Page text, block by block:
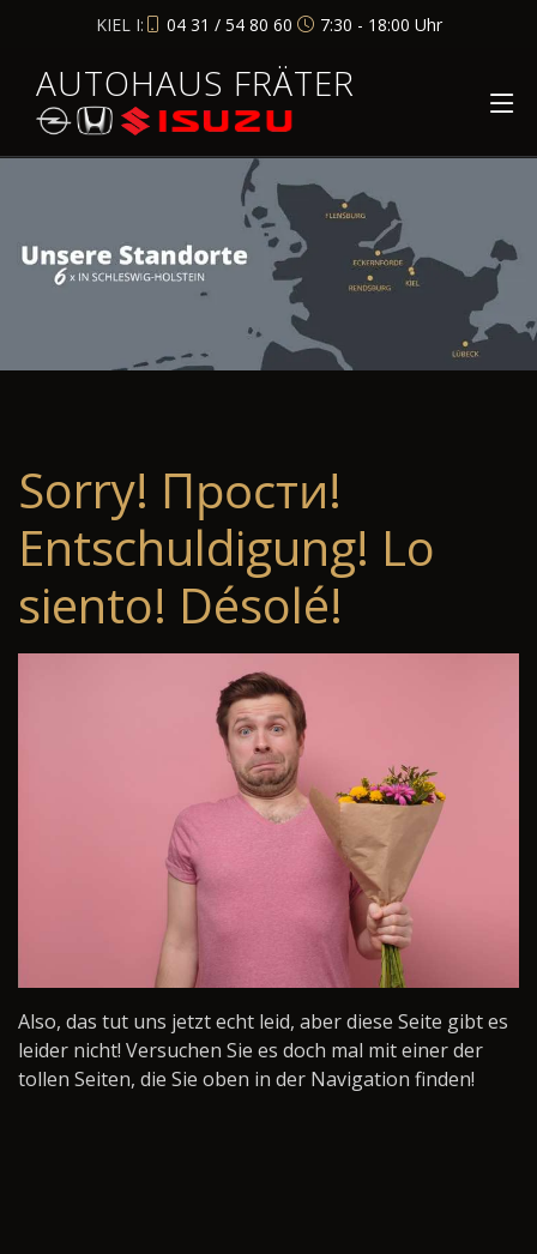
KIEL I: 04 31 / 54 80 60 7:30 - 18:00 Uhr
AUTOHAUS FRÄTER
Sorry! Прости!
Entschuldigung! Lo
siento! Désolé!
Also, das tut uns jetzt echt leid, aber diese Seite gibt es
leider nicht! Versuchen Sie es doch mal mit einer der
tollen Seiten, die Sie oben in der Navigation finden!